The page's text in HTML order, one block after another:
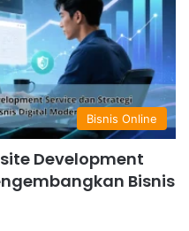
Bisnis Online
Development
Bisnis